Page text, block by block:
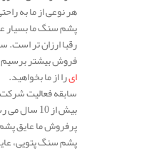
هر نوعی از ما به
پشم سنگ ما بسیار
رقبا ارزان تر است.
فروش بیشتر
ایرا از ما بخواهید.
سابقه فعالیت شرکت
بیش از 10
پرفروش ما عایق
پشم سنگ پتویی،